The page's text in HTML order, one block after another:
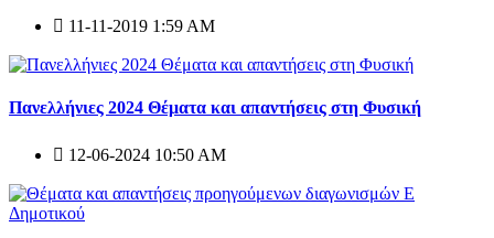
11-11-2019 1:59 AM
Πανελλήνιες 2024 Θέματα και απαντήσεις στη Φυσική
12-06-2024 10:50 AM